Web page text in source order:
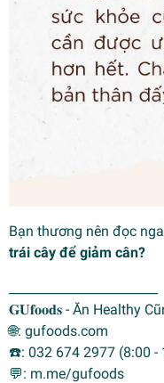
Bạn thương nên đọc
trái cây để giảm cân?
𝐆𝐔𝐟𝐨𝐨𝐝𝐬 - Ăn Healthy
🌐: gufoods.com
☎️: 032 674 2977 (8:00 -
💬: m.me/gufoods